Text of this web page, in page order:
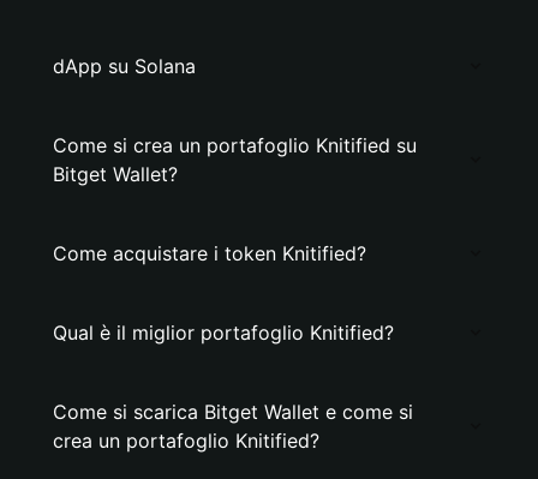
dApp su Solana
Come si crea un portafoglio Knitified su
Bitget Wallet?
Come acquistare i token Knitified?
Qual è il miglior portafoglio Knitified?
Come si scarica Bitget Wallet e come si
crea un portafoglio Knitified?